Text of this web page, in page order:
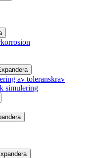
av toleranskrav
simulering